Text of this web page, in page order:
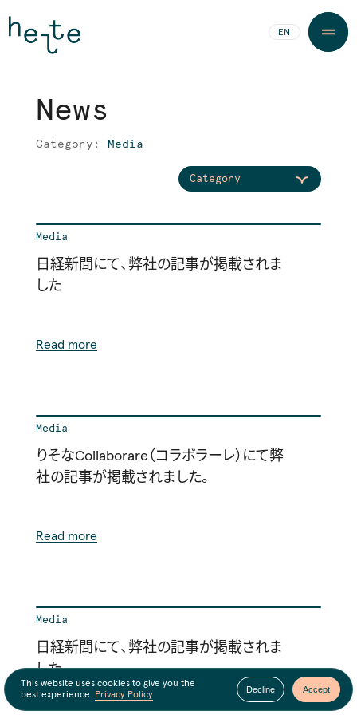
EN
N ews
Category: Media
Category
Media
日経新聞にて、弊社の記事が掲載されま
した
Read more
Media
りそなCollaborare（コラボラーレ）にて弊
社の記事が掲載されました。
Read more
Media
日経新聞にて、弊社の記事が掲載されま
した
This website uses cookies to give you the
best experience. Privacy Policy
Decline Accept